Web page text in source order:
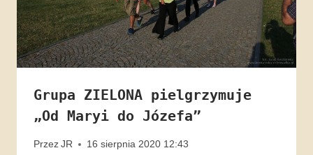
Grupa ZIELONA pielgrzymuje
„Od Maryi do Józefa”
PrzezJR 16 sierpnia 2020 12:43